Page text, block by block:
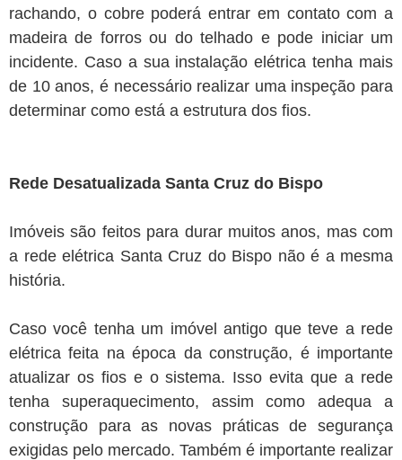
rachando, o cobre poderá entrar em contato com a
madeira de forros ou do telhado e pode iniciar um
incidente. Caso a sua instalação elétrica tenha mais
de 10 anos, é necessário realizar uma inspeção para
determinar como está a estrutura dos fios.
Rede Desatualizada Santa Cruz do Bispo
Imóveis são feitos para durar muitos anos, mas com
a rede elétrica Santa Cruz do Bispo não é a mesma
história.
Caso você tenha um imóvel antigo que teve a rede
elétrica feita na época da construção, é importante
atualizar os fios e o sistema. Isso evita que a rede
tenha superaquecimento, assim como adequa a
construção para as novas práticas de segurança
exigidas pelo mercado. Também é importante realizar